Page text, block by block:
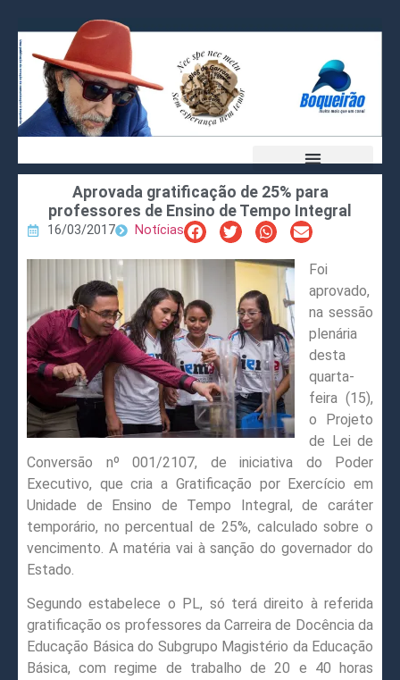
Aprovada gratificação de 25% para
professores de Ensino de Tempo Integral
16/03/2017 Notícias
Foi
aprovado,
na sessão
plenária
desta
quarta-
feira (15),
o Projeto
de Lei de
Conversão nº 001/2107, de iniciativa do Poder
Executivo, que cria a Gratificação por Exercício em
Unidade de Ensino de Tempo Integral, de caráter
temporário, no percentual de 25%, calculado sobre o
vencimento. A matéria vai à sanção do governador do
Estado.
Segundo estabelece o PL, só terá direito à referida
gratificação os professores da Carreira de Docência da
Educação Básica do Subgrupo Magistério da Educação
Básica, com regime de trabalho de 20 e 40 horas